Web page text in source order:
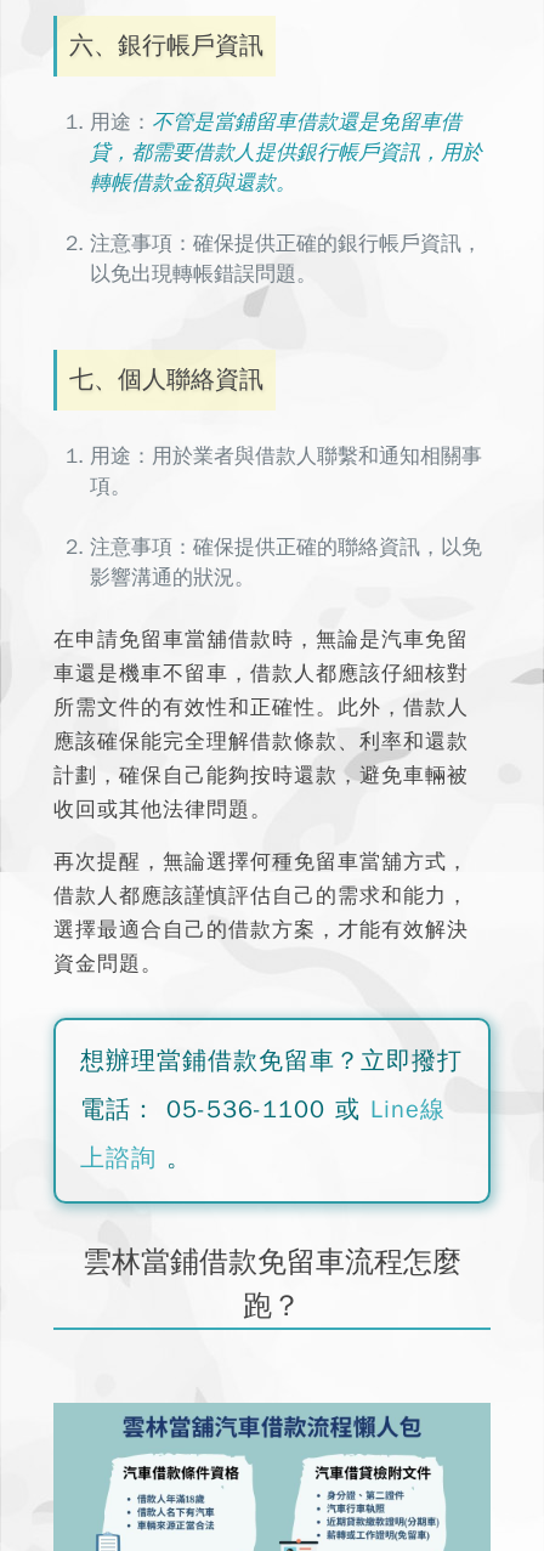
六、銀行帳戶資訊
用途： 不管是當鋪留車借款還是免留車借
貸，都需要借款人提供銀行帳戶資訊，用於
轉帳借款金額與還款。
注意事項：確保提供正確的銀行帳戶資訊，
以免出現轉帳錯誤問題。
七、個人聯絡資訊
用途：用於業者與借款人聯繫和通知相關事
項。
注意事項：確保提供正確的聯絡資訊，以免
影響溝通的狀況。
在申請免留車當舖借款時，無論是汽車免留
車還是機車不留車，借款人都應該仔細核對
所需文件的有效性和正確性。此外，借款人
應該確保能完全理解借款條款、利率和還款
計劃，確保自己能夠按時還款，避免車輛被
收回或其他法律問題。
再次提醒，無論選擇何種免留車當舖方式，
借款人都應該謹慎評估自己的需求和能力，
選擇最適合自己的借款方案，才能有效解決
資金問題。
想辦理當鋪借款免留車？立即撥打
電話：
05-536-1100 或 Line線
上諮詢 。
雲林當鋪借款免留車流程怎麼
跑？